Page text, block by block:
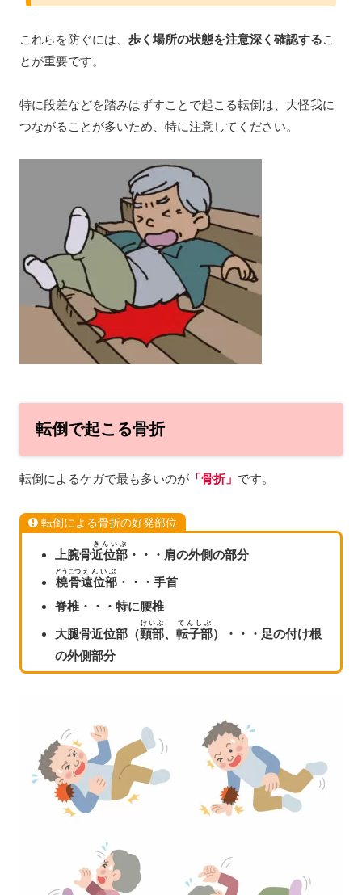
これらを防ぐには、 歩く場所の状態を注意深く確認するこ
とが重要です。
特に段差などを踏みはずすことで起こる転倒は、大怪我に
つながることが多いため、特に注意してください。
転倒で起こる骨折
転倒によるケガで最も多いのが 「骨折」 です。
転倒による骨折の好発部位
上腕骨近位部
きんいぶ
・・・肩の外側の部分
橈骨
とうこつ
遠位部
えんいぶ
・・・手首
脊椎・・・特に腰椎
大腿骨近位部（頸部
けいぶ
、 転子部
てんしぶ
）・・・足の付け根
の外側部分